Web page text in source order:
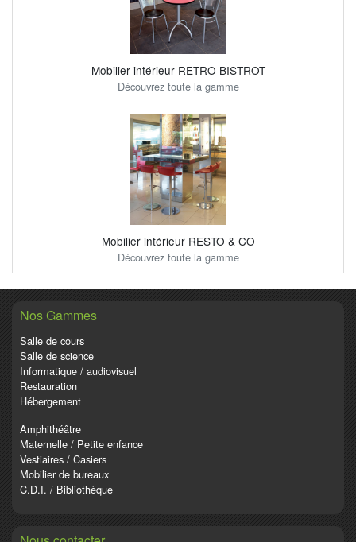
Mobilier intérieur RETRO BISTROT
Découvrez toute la gamme
Mobilier intérieur RESTO & CO
Découvrez toute la gamme
Nos Gammes
Salle de cours
Salle de science
Informatique / audiovisuel
Restauration
Hébergement
Amphithéâtre
Maternelle / Petite enfance
Vestiaires / Casiers
Mobilier de bureaux
C.D.I. / Bibliothèque